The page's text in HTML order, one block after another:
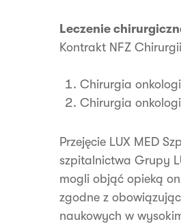
Leczenie
Kontrakt NFZ
Chirurgia
Chirurgia
Przejęcie LUX MED
szpitalnictwa Grupy
mogli objąć opieką
zgodne z
naukowych w